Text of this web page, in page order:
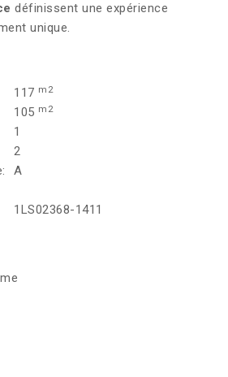
définissent une expérience
unique.
117 m2
105 m2
1
2
A
1LS02368-1411